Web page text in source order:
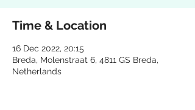
Time & Location
16 Dec 2022, 20:15
Breda, Molenstraat 6, 4811 GS Breda,
Netherlands